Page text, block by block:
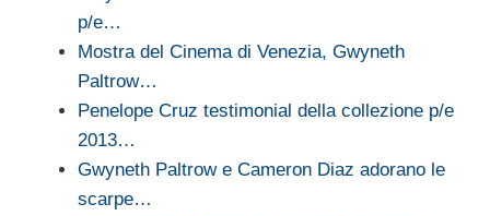
p/e…
Mostra del Cinema di Venezia, Gwyneth
Paltrow…
Penelope Cruz testimonial della collezione p/e
2013…
Gwyneth Paltrow e Cameron Diaz adorano le
scarpe…